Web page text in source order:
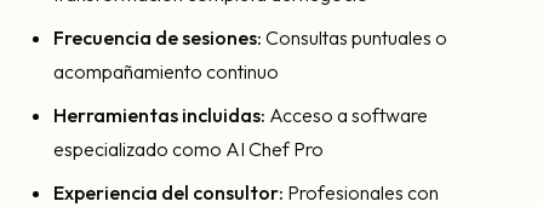
Frecuencia de sesiones: Consultas puntuales o
acompañamiento continuo
Herramientas incluidas: Acceso a software
especializado como AI Chef Pro
Experiencia del consultor: Profesionales con